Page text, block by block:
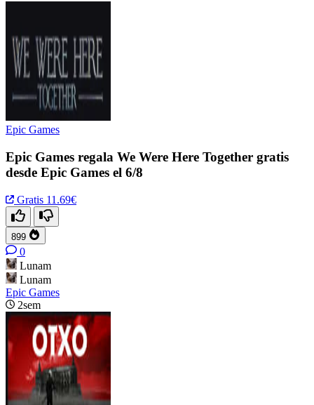
Epic Games
Epic Games regala We Were Here Together gratis
desde Epic Games el 6/8
Gratis 11.69€
899
0
Lunam
Lunam
Epic Games
2sem